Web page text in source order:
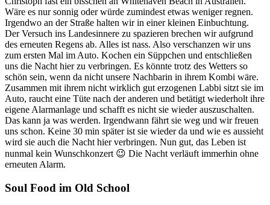
Wäre es nur sonnig oder würde zumindest etwas weniger regnen.
Irgendwo an der Straße halten wir in einer kleinen Einbuchtung.
Der Versuch ins Landesinnere zu spazieren brechen wir aufgrund
des erneuten Regens ab. Alles ist nass. Also verschanzen wir uns
zum ersten Mal im Auto. Kochen ein Süppchen und entschließen
uns die Nacht hier zu verbringen. Es könnte trotz des Wetters so
schön sein, wenn da nicht unsere Nachbarin in ihrem Kombi wäre.
Zusammen mit ihrem nicht wirklich gut erzogenen Labbi sitzt sie im
Auto, raucht eine Tüte nach der anderen und betätigt wiederholt ihre
eigene Alarmanlage und schafft es nicht sie wieder auszuschalten.
Das kann ja was werden. Irgendwann fährt sie weg und wir freuen
uns schon. Keine 30 min später ist sie wieder da und wie es aussieht
wird sie auch die Nacht hier verbringen. Nun gut, das Leben ist
nunmal kein Wunschkonzert 😉 Die Nacht verläuft immerhin ohne
erneuten Alarm.
Soul Food im Old School